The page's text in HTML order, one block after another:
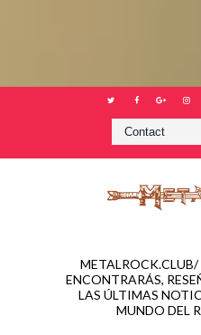
ENCONTRARÁS,
LAS ÚLTIMAS
MUNDO DEL